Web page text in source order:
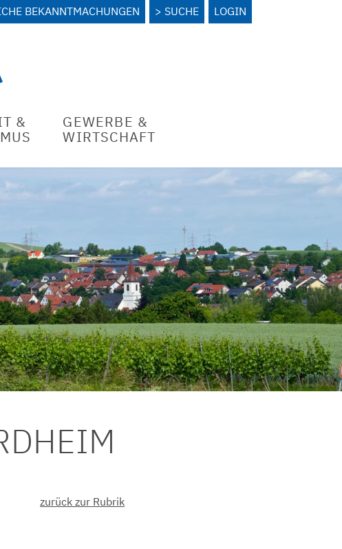
BEKANNTMACHUNGEN SUCHE LOGIN
&
GEWERBE &
WIRTSCHAFT
zurück zur Rubrik